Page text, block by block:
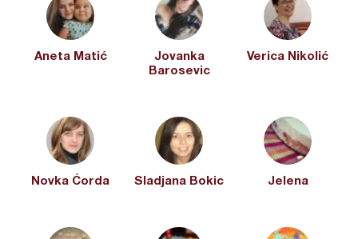
Aneta Matić
Jovanka
Barosevic
Verica Nikolić
Novka Ćorda Sladjana Bokic Jelena